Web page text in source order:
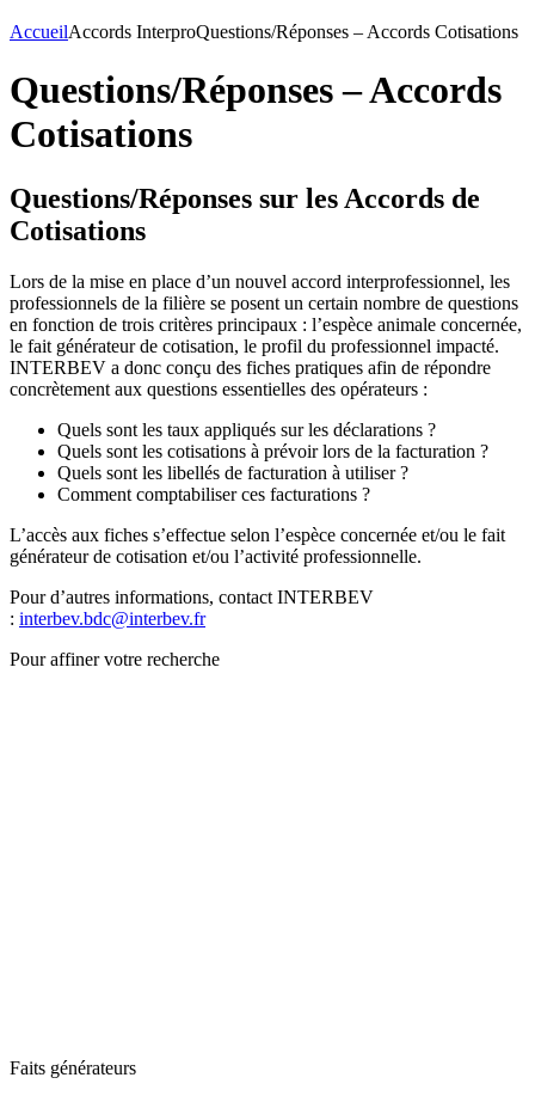
AccueilAccords InterproQuestions/Réponses – Accords Cotisations
Questions/Réponses – Accords
Cotisations
Questions/Réponses sur les Accords de
Cotisations
Lors de la mise en place d’un nouvel accord interprofessionnel, les
professionnels de la filière se posent un certain nombre de questions
en fonction de trois critères principaux : l’espèce animale concernée,
le fait générateur de cotisation, le profil du professionnel impacté.
INTERBEV a donc conçu des fiches pratiques afin de répondre
concrètement aux questions essentielles des opérateurs :
Quels sont les taux appliqués sur les déclarations ?
Quels sont les cotisations à prévoir lors de la facturation ?
Quels sont les libellés de facturation à utiliser ?
Comment comptabiliser ces facturations ?
L’accès aux fiches s’effectue selon l’espèce concernée et/ou le fait
générateur de cotisation et/ou l’activité professionnelle.
Pour d’autres informations, contact INTERBEV
: interbev.bdc@interbev.fr
Pour affiner votre recherche
Faits générateurs